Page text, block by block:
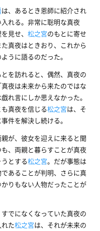
は、あるとき恩師に紹介され
れる。非常に聡明な真夜
見せ、 松之宮のもとに寄せ
真夜はときおり、これから
うに語るのだった。
を訪れると、偶然、真夜の
夜は未来から来たのではな
れ言にしか思えなかった。
真夜を信じる松之宮は、そ
件を解決し続ける。
が、彼女を迎えに来ると聞
、両親と暮らすことが真夜
とする松之宮。だが事態は
あることが判明、さらに真
りもない人物だったことが
でになくなっていた真夜の
た松之宮は、それが未来の